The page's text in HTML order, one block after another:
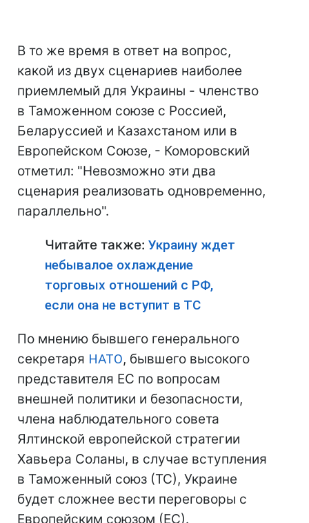
В то же время в ответ на вопрос,
какой из двух сценариев наиболее
приемлемый для Украины - членство
в Таможенном союзе с Россией,
Беларуссией и Казахстаном или в
Европейском Союзе, - Коморовский
отметил: "Невозможно эти два
сценария реализовать одновременно,
параллельно".
Читайте также: Украину ждет
небывалое охлаждение
торговых отношений с РФ,
если она не вступит в ТС
По мнению бывшего генерального
секретаря НАТО, бывшего высокого
представителя ЕС по вопросам
внешней политики и безопасности,
члена наблюдательного совета
Ялтинской европейской стратегии
Хавьера Соланы, в случае вступления
в Таможенный союз (ТС), Украине
будет сложнее вести переговоры с
Европейским союзом (ЕС).